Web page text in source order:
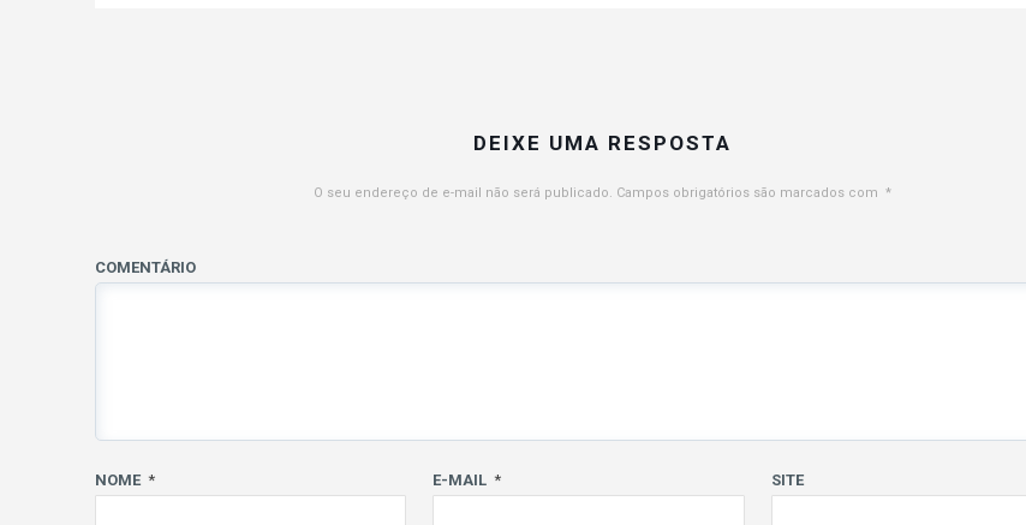
DEIXE UMA RESPOSTA
O seu endereço de e-mail não será publicado. Campos obrigatórios são marcados com *
COMENTÁRIO
NOME * E-MAIL * SITE